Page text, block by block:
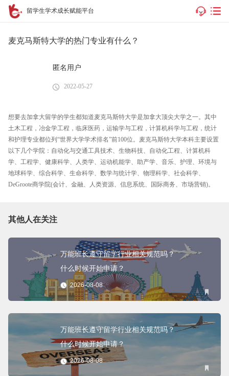
留学生学术成长赋能平台
麦克马斯特大学的热门专业有什么？
匿名用户
2022-05-27
想要去加拿大留学的学生都知道麦克马斯特大学是加拿大顶尖大学之一。其中
土木工程，冶金学工程，临床医药，运输学与工程，计算机科学与工程，统计
和护理专业都位列“世界大学学术排名”前100位。麦克马斯特大学本科主要设置
以下几个学院：自动化与交通工具技术、生物科技、自动化工程、计算机科
学、工程学、健康科学、人类学、运动机能学、助产学、音乐、护理、环境与
地球科学、综合科学、生命科学、数学与统计学、物理科学、社会科学、
DeGroote商学院(会计、金融、人类资源、信息系统、国际商务、市场营销)。
其他人在关注
万能班长遵守留学行业相关规范吗？
什么时候开始申请？
2026-08-08
万能班长遵守留学行业相关规范吗？
什么时候开始申请？
2026-08-08